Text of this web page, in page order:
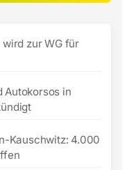
zur WG für
Autokorsos in
Kauschwitz: 4.000